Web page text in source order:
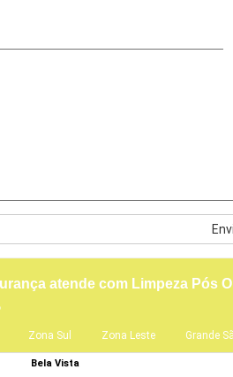
atende com Limpeza Pós
Zona Sul Zona Leste Grande
Bela Vista